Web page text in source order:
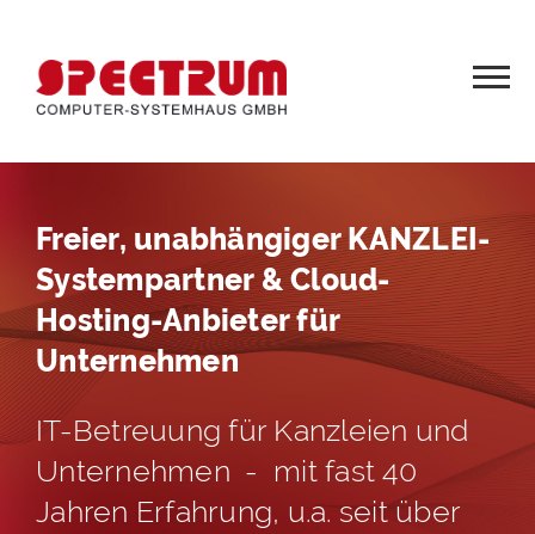
Freier, unabhängiger KANZLEI-
Systempartner & Cloud-
Hosting-Anbieter für
Unternehmen
IT-Betreuung für Kanzleien und
Unternehmen - mit fast 40
Jahren Erfahrung, u.a. seit über